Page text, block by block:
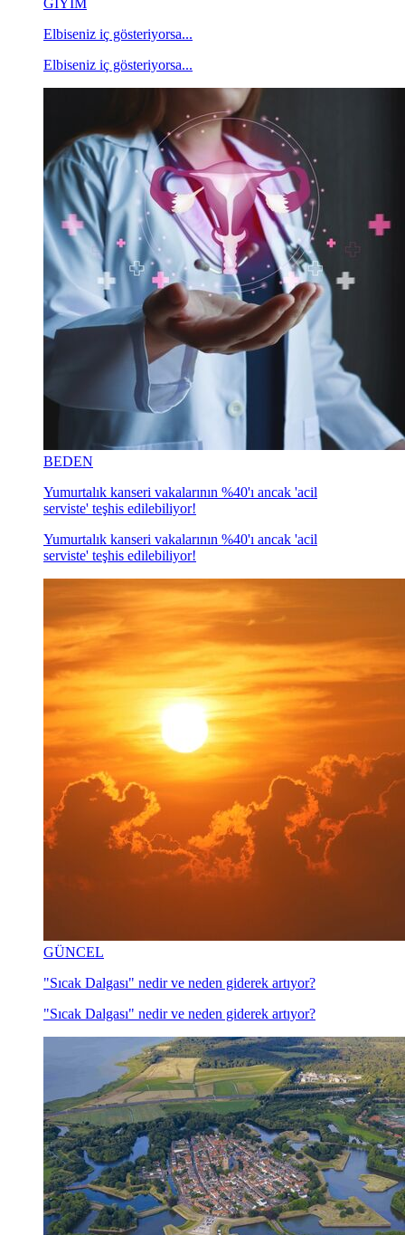
GİYİM
Elbiseniz iç gösteriyorsa...
Elbiseniz iç gösteriyorsa...
BEDEN
Yumurtalık kanseri vakalarının %40'ı ancak 'acil
serviste' teşhis edilebiliyor!
Yumurtalık kanseri vakalarının %40'ı ancak 'acil
serviste' teşhis edilebiliyor!
GÜNCEL
"Sıcak Dalgası" nedir ve neden giderek artıyor?
"Sıcak Dalgası" nedir ve neden giderek artıyor?